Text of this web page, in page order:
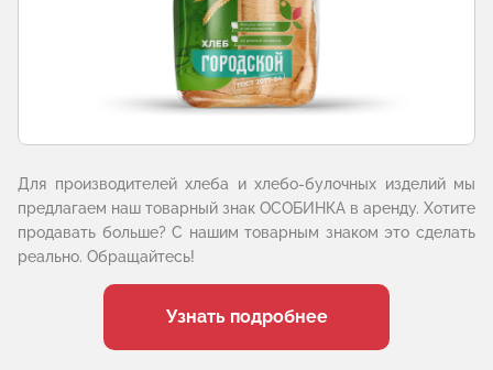
Для производителей хлеба и хлебо-булочных изделий мы
предлагаем наш товарный знак ОСОБИНКА в аренду. Хотите
продавать больше? С нашим товарным знаком это сделать
реально. Обращайтесь!
Узнать подробнее